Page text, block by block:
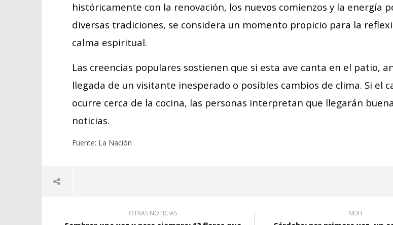
históricamente con la renovación, los nuevos comienzos y la energía
diversas tradiciones, se considera un momento propicio para la
calma espiritual.
Las creencias populares sostienen que si esta ave canta en el patio,
llegada de un visitante inesperado o posibles cambios de clima. Si el
ocurre cerca de la cocina, las personas interpretan que llegarán
noticias.
Fuente: La Nación
OTRAS NOTICIAS NEXT